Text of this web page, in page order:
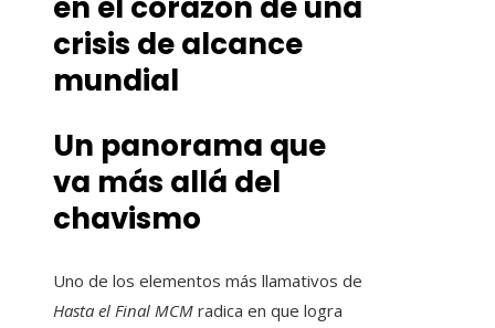
en el corazón de una
crisis de alcance
mundial
Un panorama que
va más allá del
chavismo
Uno de los elementos más llamativos de
Hasta el Final MCM radica en que logra